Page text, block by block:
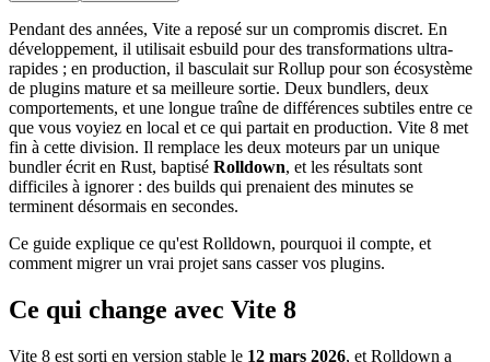
Pendant des années, Vite a reposé sur un compromis discret. En
développement, il utilisait esbuild pour des transformations ultra-
rapides ; en production, il basculait sur Rollup pour son écosystème
de plugins mature et sa meilleure sortie. Deux bundlers, deux
comportements, et une longue traîne de différences subtiles entre ce
que vous voyiez en local et ce qui partait en production. Vite 8 met
fin à cette division. Il remplace les deux moteurs par un unique
bundler écrit en Rust, baptisé Rolldown, et les résultats sont
difficiles à ignorer : des builds qui prenaient des minutes se
terminent désormais en secondes.
Ce guide explique ce qu'est Rolldown, pourquoi il compte, et
comment migrer un vrai projet sans casser vos plugins.
Ce qui change avec Vite 8
Vite 8 est sorti en version stable le 12 mars 2026, et Rolldown a